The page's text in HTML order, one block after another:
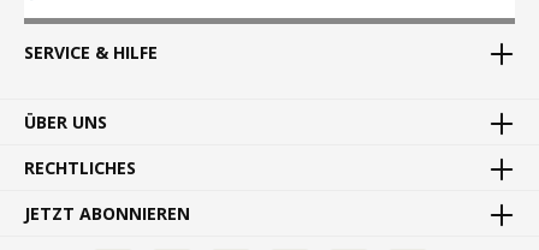
SERVICE & HILFE
ÜBER UNS
RECHTLICHES
JETZT ABONNIEREN